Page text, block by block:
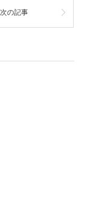
次の記事